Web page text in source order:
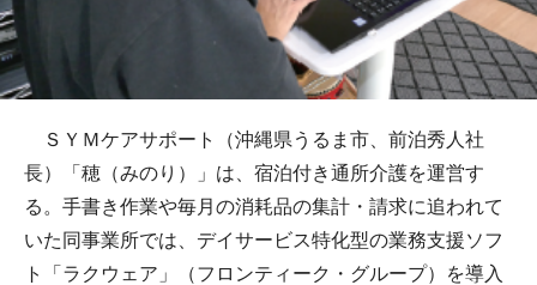
ＳＹＭケアサポート（沖縄県うるま市、前泊秀人社
長）「穂（みのり）」は、宿泊付き通所介護を運営す
る。手書き作業や毎月の消耗品の集計・請求に追われて
いた同事業所では、デイサービス特化型の業務支援ソフ
ト「ラクウェア」（フロンティーク・グループ）を導入